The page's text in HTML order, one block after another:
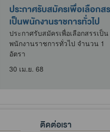
ประกาศรับสมัครเพื่อเลือกส
เป็นพนักงานราชการทั่วไป
ประกาศรับสมัครเพื่อเลือกสรรเป็น
พนักงานราชการทั่วไป จำนวน 1
อัตรา
30 เม.ย. 68
ติดต่อเรา